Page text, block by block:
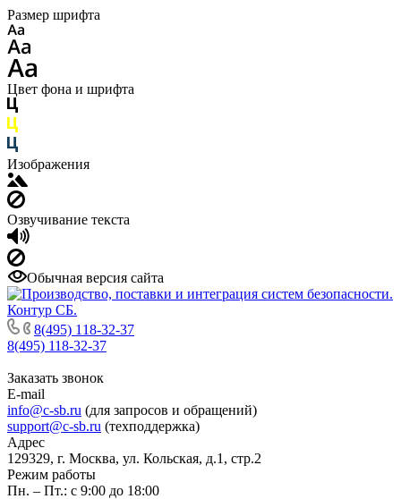
Размер шрифта
Цвет фона и шрифта
Изображения
Озвучивание текста
Обычная версия сайта
8(495) 118-32-37
8(495) 118-32-37
Заказать звонок
E-mail
info@c-sb.ru (для запросов и обращений)
support@c-sb.ru (техподдержка)
Адрес
129329, г. Москва, ул. Кольская, д.1, стр.2
Режим работы
Пн. – Пт.: с 9:00 до 18:00